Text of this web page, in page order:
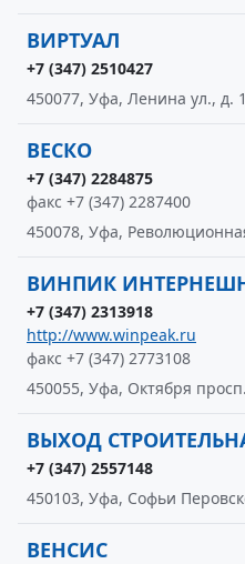
ВИРТУАЛ
+7 (347) 2510427
450077, Уфа, Ленина ул., д.
ВЕСКО
+7 (347) 2284875
факс +7 (347) 2287400
450078, Уфа,
ВИНПИК
+7 (347) 2313918
http://www.winpeak.ru
факс +7 (347) 2773108
450055, Уфа, Октября
ВЫХОД
+7 (347) 2557148
450103, Уфа, Софьи
ВЕНСИС